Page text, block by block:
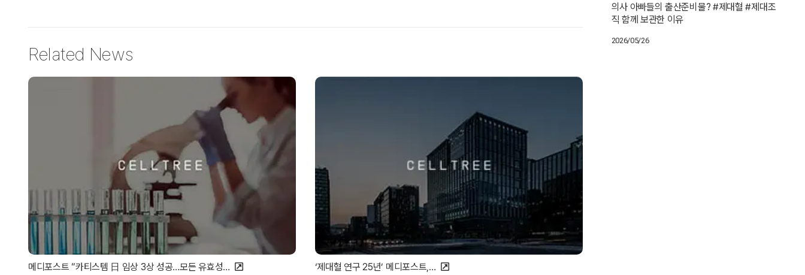
Related News
메디포스트 “카티스템 日 임상 3상 성공…모든 유효성… ‘제대혈 연구 25년’ 메디포스트,…
의사 아빠들의 출산준비물? #제대혈 #제대조
직 함께 보관한 이유
2026/05/26